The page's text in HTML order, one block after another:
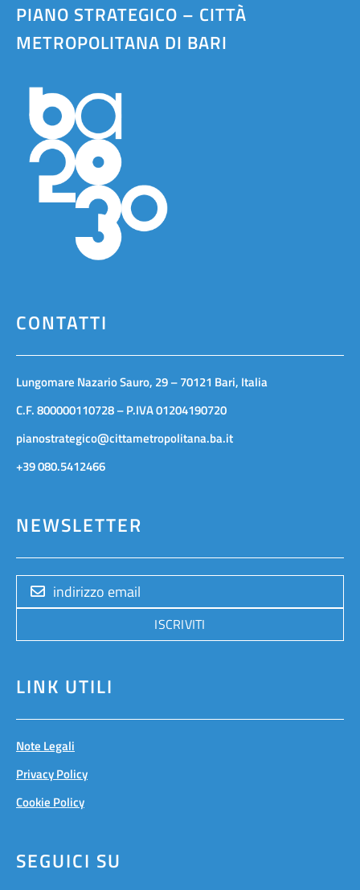
PIANO STRATEGICO – CITTÀ
METROPOLITANA DI BARI
CONTATTI
Lungomare Nazario Sauro, 29 – 70121 Bari, Italia
C.F. 800000110728 – P.IVA 01204190720
pianostrategico@cittametropolitana.ba.it
+39 080.5412466
NEWSLETTER
ISCRIVITI
LINK UTILI
Note Legali
Privacy Policy
Cookie Policy
SEGUICI SU